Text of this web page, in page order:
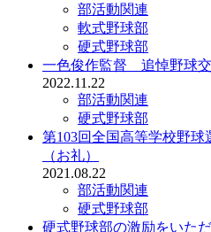
部活動関連
軟式野球部
硬式野球部
一色俊作監督 追悼野球交
2022.11.22
部活動関連
硬式野球部
第103回全国高等学校野
（お礼）
2021.08.22
部活動関連
硬式野球部
硬式野球部の激励をいた